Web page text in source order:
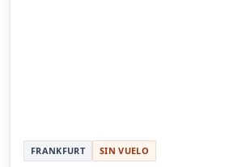
FRANKFURT SIN VUELO